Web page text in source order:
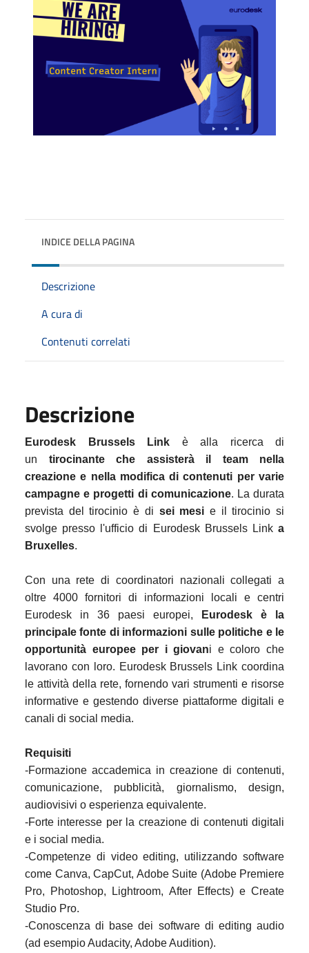
INDICE DELLA PAGINA
Descrizione
A cura di
Contenuti correlati
Descrizione
Eurodesk Brussels Link è alla ricerca di
un tirocinante che assisterà il team nella
creazione e nella modifica di contenuti per varie
campagne e progetti di comunicazione. La durata
prevista del tirocinio è di sei mesi e il tirocinio si
svolge presso l'ufficio di Eurodesk Brussels Link a
Bruxelles.
Con una rete di coordinatori nazionali collegati a
oltre 4000 fornitori di informazioni locali e centri
Eurodesk in 36 paesi europei,
Eurodesk è la
principale fonte di informazioni sulle politiche e le
opportunità europee per i giovani e coloro che
lavorano con loro. Eurodesk Brussels Link coordina
le attività della rete, fornendo vari strumenti e risorse
informative e gestendo diverse piattaforme digitali e
canali di social media.
Requisiti
-Formazione accademica in creazione di contenuti,
comunicazione, pubblicità, giornalismo, design,
audiovisivi o esperienza equivalente.
-Forte interesse per la creazione di contenuti digitali
e i social media.
-Competenze di video editing, utilizzando software
come Canva, CapCut, Adobe Suite (Adobe Premiere
Pro, Photoshop, Lightroom, After Effects) e Create
Studio Pro.
-Conoscenza di base dei software di editing audio
(ad esempio Audacity, Adobe Audition).